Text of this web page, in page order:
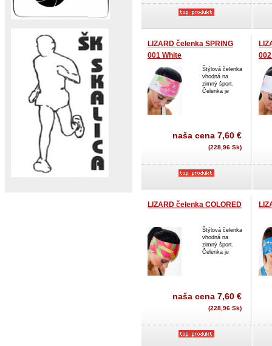
LIZARD čelenka SPRING
001 White
Štýlová čelenka
vhodná na
zimný šport.
Čelenka je
naša cena 7,60 €
(228,96 Sk)
LIZARD čelenka COLORED
Štýlová čelenka
vhodná na
zimný šport.
Čelenka je
naša cena 7,60 €
(228,96 Sk)